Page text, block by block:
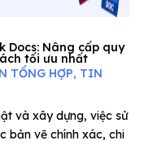
Docs: Nâng cấp quy
tối ưu nhất
TỔNG HỢP, TIN
và xây dựng, việc sử
bản vẽ chính xác, chi